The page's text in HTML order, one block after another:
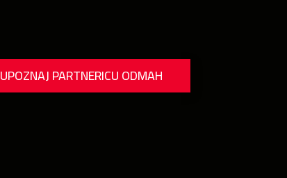
UPOZNAJ PARTNERICU ODMAH